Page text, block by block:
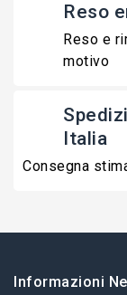
Reso
Reso e
motivo
Italia
Consegna
Informazioni